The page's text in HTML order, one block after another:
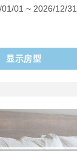
01 ~ 2026/12/31
显示房型